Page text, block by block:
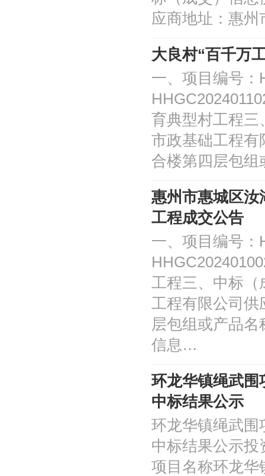
应商地址：惠
大良村“百千万
一、项目编号：
育典型村工程三
市政基础工程有
合楼第四层包
惠州市惠城区汝
工程成交公告
一、项目编号：
工程三、中标（
工程有限公司供
层包组或产品
信息…
环龙华镇绳武围
中标结果公示
环龙华镇绳武围
中标结果公示投
项目名称环龙华